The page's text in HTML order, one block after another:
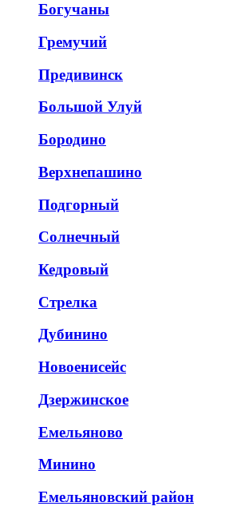
Богучаны
Гремучий
Предивинск
Большой Улуй
Бородино
Верхнепашино
Подгорный
Солнечный
Кедровый
Стрелка
Дубинино
Новоенисейс
Дзержинское
Емельяново
Минино
Емельяновский район